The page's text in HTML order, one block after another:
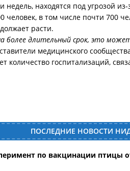
находятся под угрозой
человек, в том числе почти 700
расти.
более длительный срок, это
медицинского
количество госпитализаций,
ПОСЛЕДНИЕ НОВОСТИ
по вакцинации птицы